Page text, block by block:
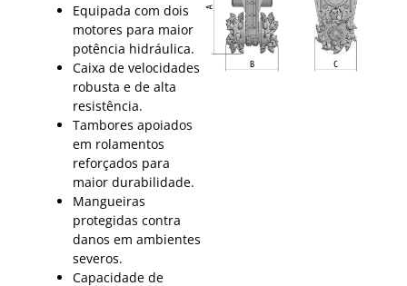
Equipada com dois
motores para maior
potência hidráulica.
Caixa de velocidades
robusta e de alta
resistência.
Tambores apoiados
em rolamentos
reforçados para
maior durabilidade.
Mangueiras
protegidas contra
danos em ambientes
severos.
Capacidade de